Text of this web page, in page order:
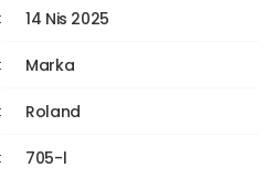
14 Nis 2025
Marka
Roland
705-l